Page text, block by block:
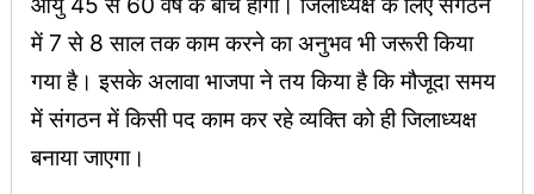
में 7 से 8 साल तक काम करने का अनुभव भी जरूरी किया
गया है। इसके अलावा भाजपा ने तय किया है कि मौजूदा समय
में संगठन में किसी पद काम कर रहे व्यक्ति को ही जिलाध्यक्ष
बनाया जाएगा।